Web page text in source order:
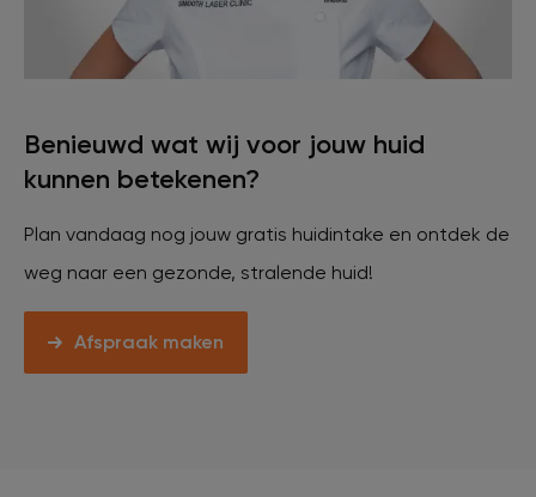
Benieuwd wat wij voor jouw huid
kunnen betekenen?
Plan vandaag nog jouw gratis huidintake en ontdek de
weg naar een gezonde, stralende huid!
Afspraak maken